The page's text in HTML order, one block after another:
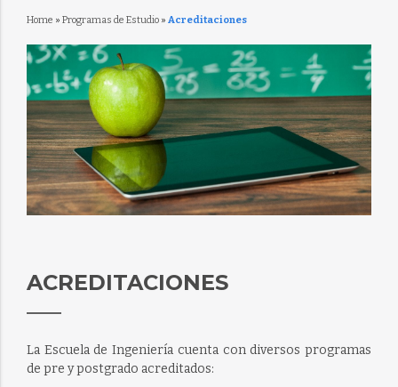
Home » Programas de Estudio» Acreditaciones
ACREDITACIONES
La Escuela de Ingeniería cuenta con diversos programas
de pre y postgrado acreditados: